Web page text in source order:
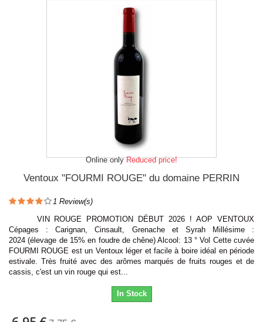
Online only Reduced price!
Ventoux "FOURMI ROUGE" du domaine PERRIN
1 Review(s)
VIN ROUGE PROMOTION DÉBUT 2026 ! AOP VENTOUX
Cépages : Carignan, Cinsault, Grenache et Syrah Millésime :
2024 (élevage de 15% en foudre de chêne) Alcool: 13 ° Vol Cette cuvée
FOURMI ROUGE est un Ventoux léger et facile à boire idéal en période
estivale. Très fruité avec des arômes marqués de fruits rouges et de
cassis, c'est un vin rouge qui est...
In Stock